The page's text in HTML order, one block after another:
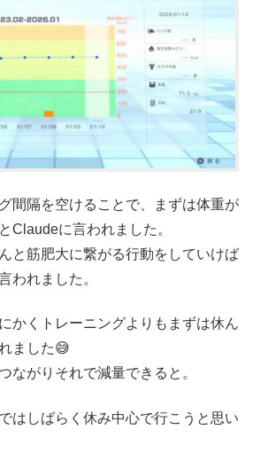
間隔を空けることで、まずは体重が
Claudeに言われました。
と筋肥大に繋がる行動をしていけば
われました。
かくトレーニングよりもまずは休ん
ました😅
ながりそれで減量できると。
はしばらく休み中心で行こうと思い